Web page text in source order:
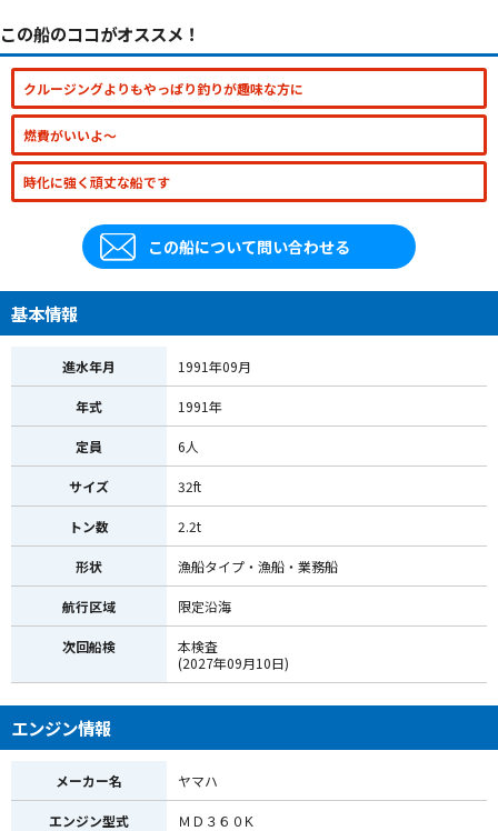
この船のココがオススメ！
クルージングよりもやっぱり釣りが趣味な方に
燃費がいいよ～
時化に強く頑丈な船です
この船について問い合わせる
基本情報
進水年月 1991年09月
年式 1991年
定員 6人
サイズ 32ft
トン数 2.2t
形状 漁船タイプ・漁船・業務船
航行区域 限定沿海
次回船検
本検査
(2027年09月10日)
エンジン情報
メーカー名 ヤマハ
エンジン型式 ＭＤ３６０K